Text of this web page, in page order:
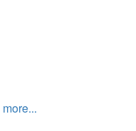
more...